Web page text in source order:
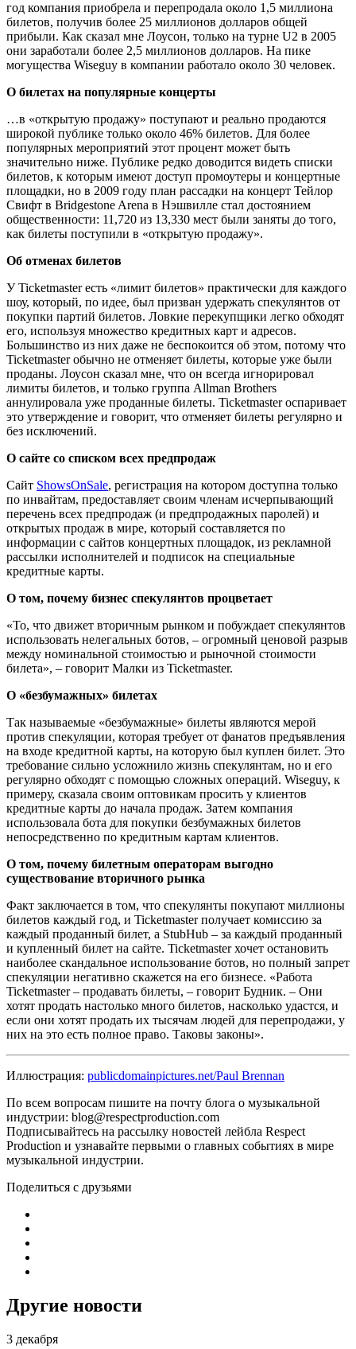
год компания приобрела и перепродала около 1,5 миллиона
билетов, получив более 25 миллионов долларов общей
прибыли. Как сказал мне Лоусон, только на турне U2 в 2005
они заработали более 2,5 миллионов долларов. На пике
могущества Wiseguy в компании работало около 30 человек.
О билетах на популярные концерты
…в «открытую продажу» поступают и реально продаются
широкой публике только около 46% билетов. Для более
популярных мероприятий этот процент может быть
значительно ниже. Публике редко доводится видеть списки
билетов, к которым имеют доступ промоутеры и концертные
площадки, но в 2009 году план рассадки на концерт Тейлор
Свифт в Bridgestone Arena в Нэшвилле стал достоянием
общественности: 11,720 из 13,330 мест были заняты до того,
как билеты поступили в «открытую продажу».
Об отменах билетов
У Ticketmaster есть «лимит билетов» практически для каждого
шоу, который, по идее, был призван удержать спекулянтов от
покупки партий билетов. Ловкие перекупщики легко обходят
его, используя множество кредитных карт и адресов.
Большинство из них даже не беспокоится об этом, потому что
Ticketmaster обычно не отменяет билеты, которые уже были
проданы. Лоусон сказал мне, что он всегда игнорировал
лимиты билетов, и только группа Allman Brothers
аннулировала уже проданные билеты. Ticketmaster оспаривает
это утверждение и говорит, что отменяет билеты регулярно и
без исключений.
О сайте со списком всех предпродаж
Сайт ShowsOnSale, регистрация на котором доступна только
по инвайтам, предоставляет своим членам исчерпывающий
перечень всех предпродаж (и предпродажных паролей) и
открытых продаж в мире, который составляется по
информации с сайтов концертных площадок, из рекламной
рассылки исполнителей и подписок на специальные
кредитные карты.
О том, почему бизнес спекулянтов процветает
«То, что движет вторичным рынком и побуждает спекулянтов
использовать нелегальных ботов, – огромный ценовой разрыв
между номинальной стоимостью и рыночной стоимости
билета», – говорит Малки из Ticketmaster.
О «безбумажных» билетах
Так называемые «безбумажные» билеты являются мерой
против спекуляции, которая требует от фанатов предъявления
на входе кредитной карты, на которую был куплен билет. Это
требование сильно усложнило жизнь спекулянтам, но и его
регулярно обходят с помощью сложных операций. Wiseguy, к
примеру, сказала своим оптовикам просить у клиентов
кредитные карты до начала продаж. Затем компания
использовала бота для покупки безбумажных билетов
непосредственно по кредитным картам клиентов.
О том, почему билетным операторам выгодно
существование вторичного рынка
Факт заключается в том, что спекулянты покупают миллионы
билетов каждый год, и Ticketmaster получает комиссию за
каждый проданный билет, а StubHub – за каждый проданный
и купленный билет на сайте. Ticketmaster хочет остановить
наиболее скандальное использование ботов, но полный запрет
спекуляции негативно скажется на его бизнесе. «Работа
Ticketmaster – продавать билеты, – говорит Будник. – Они
хотят продать настолько много билетов, насколько удастся, и
если они хотят продать их тысячам людей для перепродажи, у
них на это есть полное право. Таковы законы».
Иллюстрация: publicdomainpictures.net/Paul Brennan
По всем вопросам пишите на почту блога о музыкальной
индустрии: blog@respectproduction.com
Подписывайтесь на рассылку новостей лейбла Respect
Production и узнавайте первыми о главных событиях в мире
музыкальной индустрии.
Поделиться с друзьями
Другие новости
3 декабря